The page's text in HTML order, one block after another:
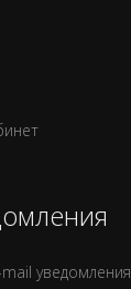
уведомления